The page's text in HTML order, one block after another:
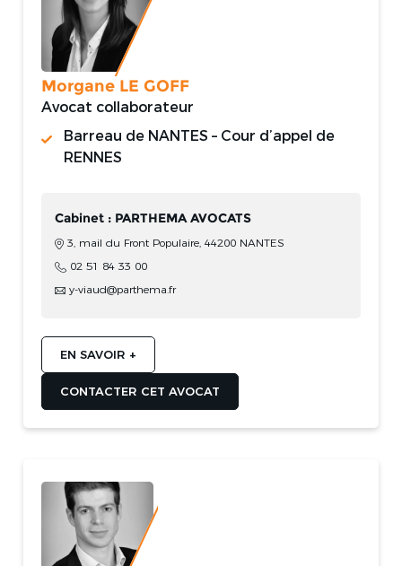
Morgane LE GOFF
Avocat collaborateur
Barreau de NANTES – Cour d’appel de
RENNES
Cabinet : PARTHEMA AVOCATS
3, mail du Front Populaire, 44200 NANTES
02 51 84 33 00
y-viaud@parthema.fr
EN SAVOIR +
CONTACTER CET AVOCAT